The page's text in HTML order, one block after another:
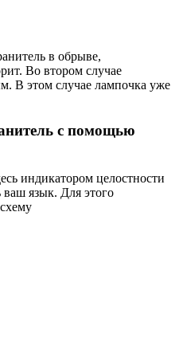
в обрыве,
Во втором случае
В этом случае лампочка уже
с помощью
индикатором целостности
ваш язык. Для этого